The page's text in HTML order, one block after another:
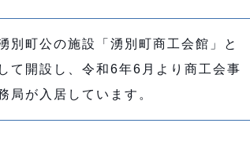
別町公の施設「湧別町商工会館」と
して開設し、令和6年6月より商工会事
局が入居しています。